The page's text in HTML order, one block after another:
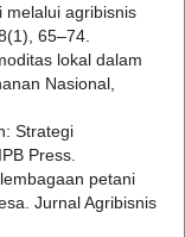
melalui agribisnis
65–74.
lokal dalam
Nasional,
Strategi
Press.
petani
Jurnal Agribisnis